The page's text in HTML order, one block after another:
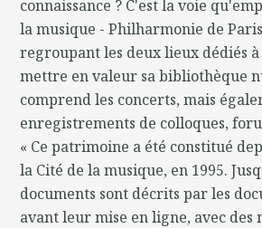
connaissance ? C'est la voie
la musique - Philharmonie de
regroupant les deux lieux dédiés
mettre en valeur sa bibliothèque
comprend les concerts, mais
enregistrements de colloques,
« Ce patrimoine a été constitué
la Cité de la musique, en 1995.
documents sont décrits par les
avant leur mise en ligne, avec des